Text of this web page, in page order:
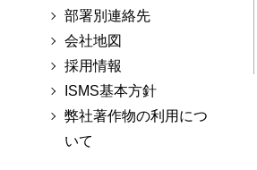
部署別連絡先
会社地図
採用情報
ISMS基本方針
弊社著作物の利用につ
いて